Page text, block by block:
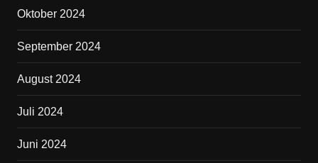
Oktober 2024
September 2024
August 2024
Juli 2024
Juni 2024